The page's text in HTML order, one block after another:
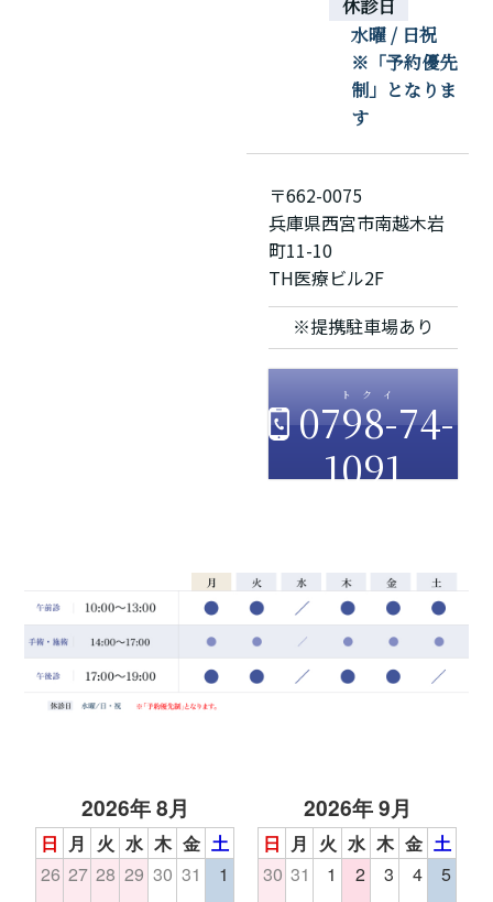
休診日
水曜 / 日祝
※「予約優先
制」となりま
す
〒662-0075
兵庫県西宮市南越木岩
町11-10
TH医療ビル2F
※提携駐車場あり
0798-74-
1091
2026年 8月
日 月 火 水 木 金 土
26 27 28 29 30 31 1
2026年 9月
日 月 火 水 木 金 土
30 31 1 2 3 4 5